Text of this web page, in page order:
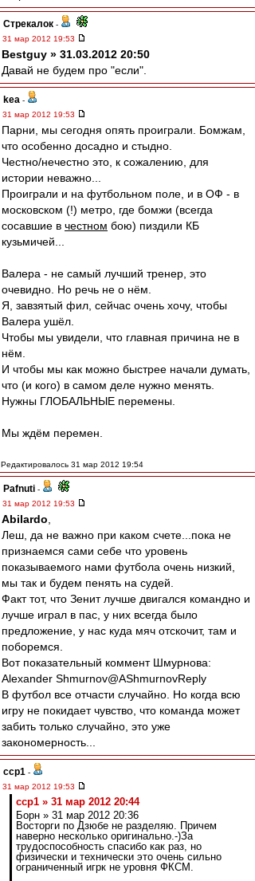
Стрекалок -
31 мар 2012 19:53
Bestguy » 31.03.2012 20:50
Давай не будем про "если".
kea -
31 мар 2012 19:53
Парни, мы сегодня опять проиграли. Бомжам,
что особенно досадно и стыдно.
Честно/нечестно это, к сожалению, для
истории неважно...
Проиграли и на футбольном поле, и в ОФ - в
московском (!) метро, где бомжи (всегда
сосавшие в честном бою) пиздили КБ
кузьмичей...
Валера - не самый лучший тренер, это
очевидно. Но речь не о нём.
Я, завзятый фил, сейчас очень хочу, чтобы
Валера ушёл.
Чтобы мы увидели, что главная причина не в
нём.
И чтобы мы как можно быстрее начали думать,
что (и кого) в самом деле нужно менять.
Нужны ГЛОБАЛЬНЫЕ перемены.
Мы ждём перемен.
Редактировалось 31 мар 2012 19:54
Pafnuti -
31 мар 2012 19:53
Abilardo
Леш, да не важно при каком счете...пока не
признаемся сами себе что уровень
показываемого нами футбола очень низкий,
мы так и будем пенять на судей.
Факт тот, что Зенит лучше двигался командно и
лучше играл в пас, у них всегда было
предложение, у нас куда мяч отскочит, там и
поборемся.
Вот показательный коммент Шмурнова:
Alexander Shmurnov‏@AShmurnovReply
В футбол все отчасти случайно. Но когда всю
игру не покидает чувство, что команда может
забить только случайно, это уже
закономерность...
ccp1 -
31 мар 2012 19:53
ccp1 » 31 мар 2012 20:44
Борн » 31 мар 2012 20:36
Восторги по Дзюбе не разделяю. Причем
наверно несколько оригинально.-)За
трудоспособность спасибо как раз, но
физически и технически это очень сильно
ограниченный игрк не уровня ФКСМ.